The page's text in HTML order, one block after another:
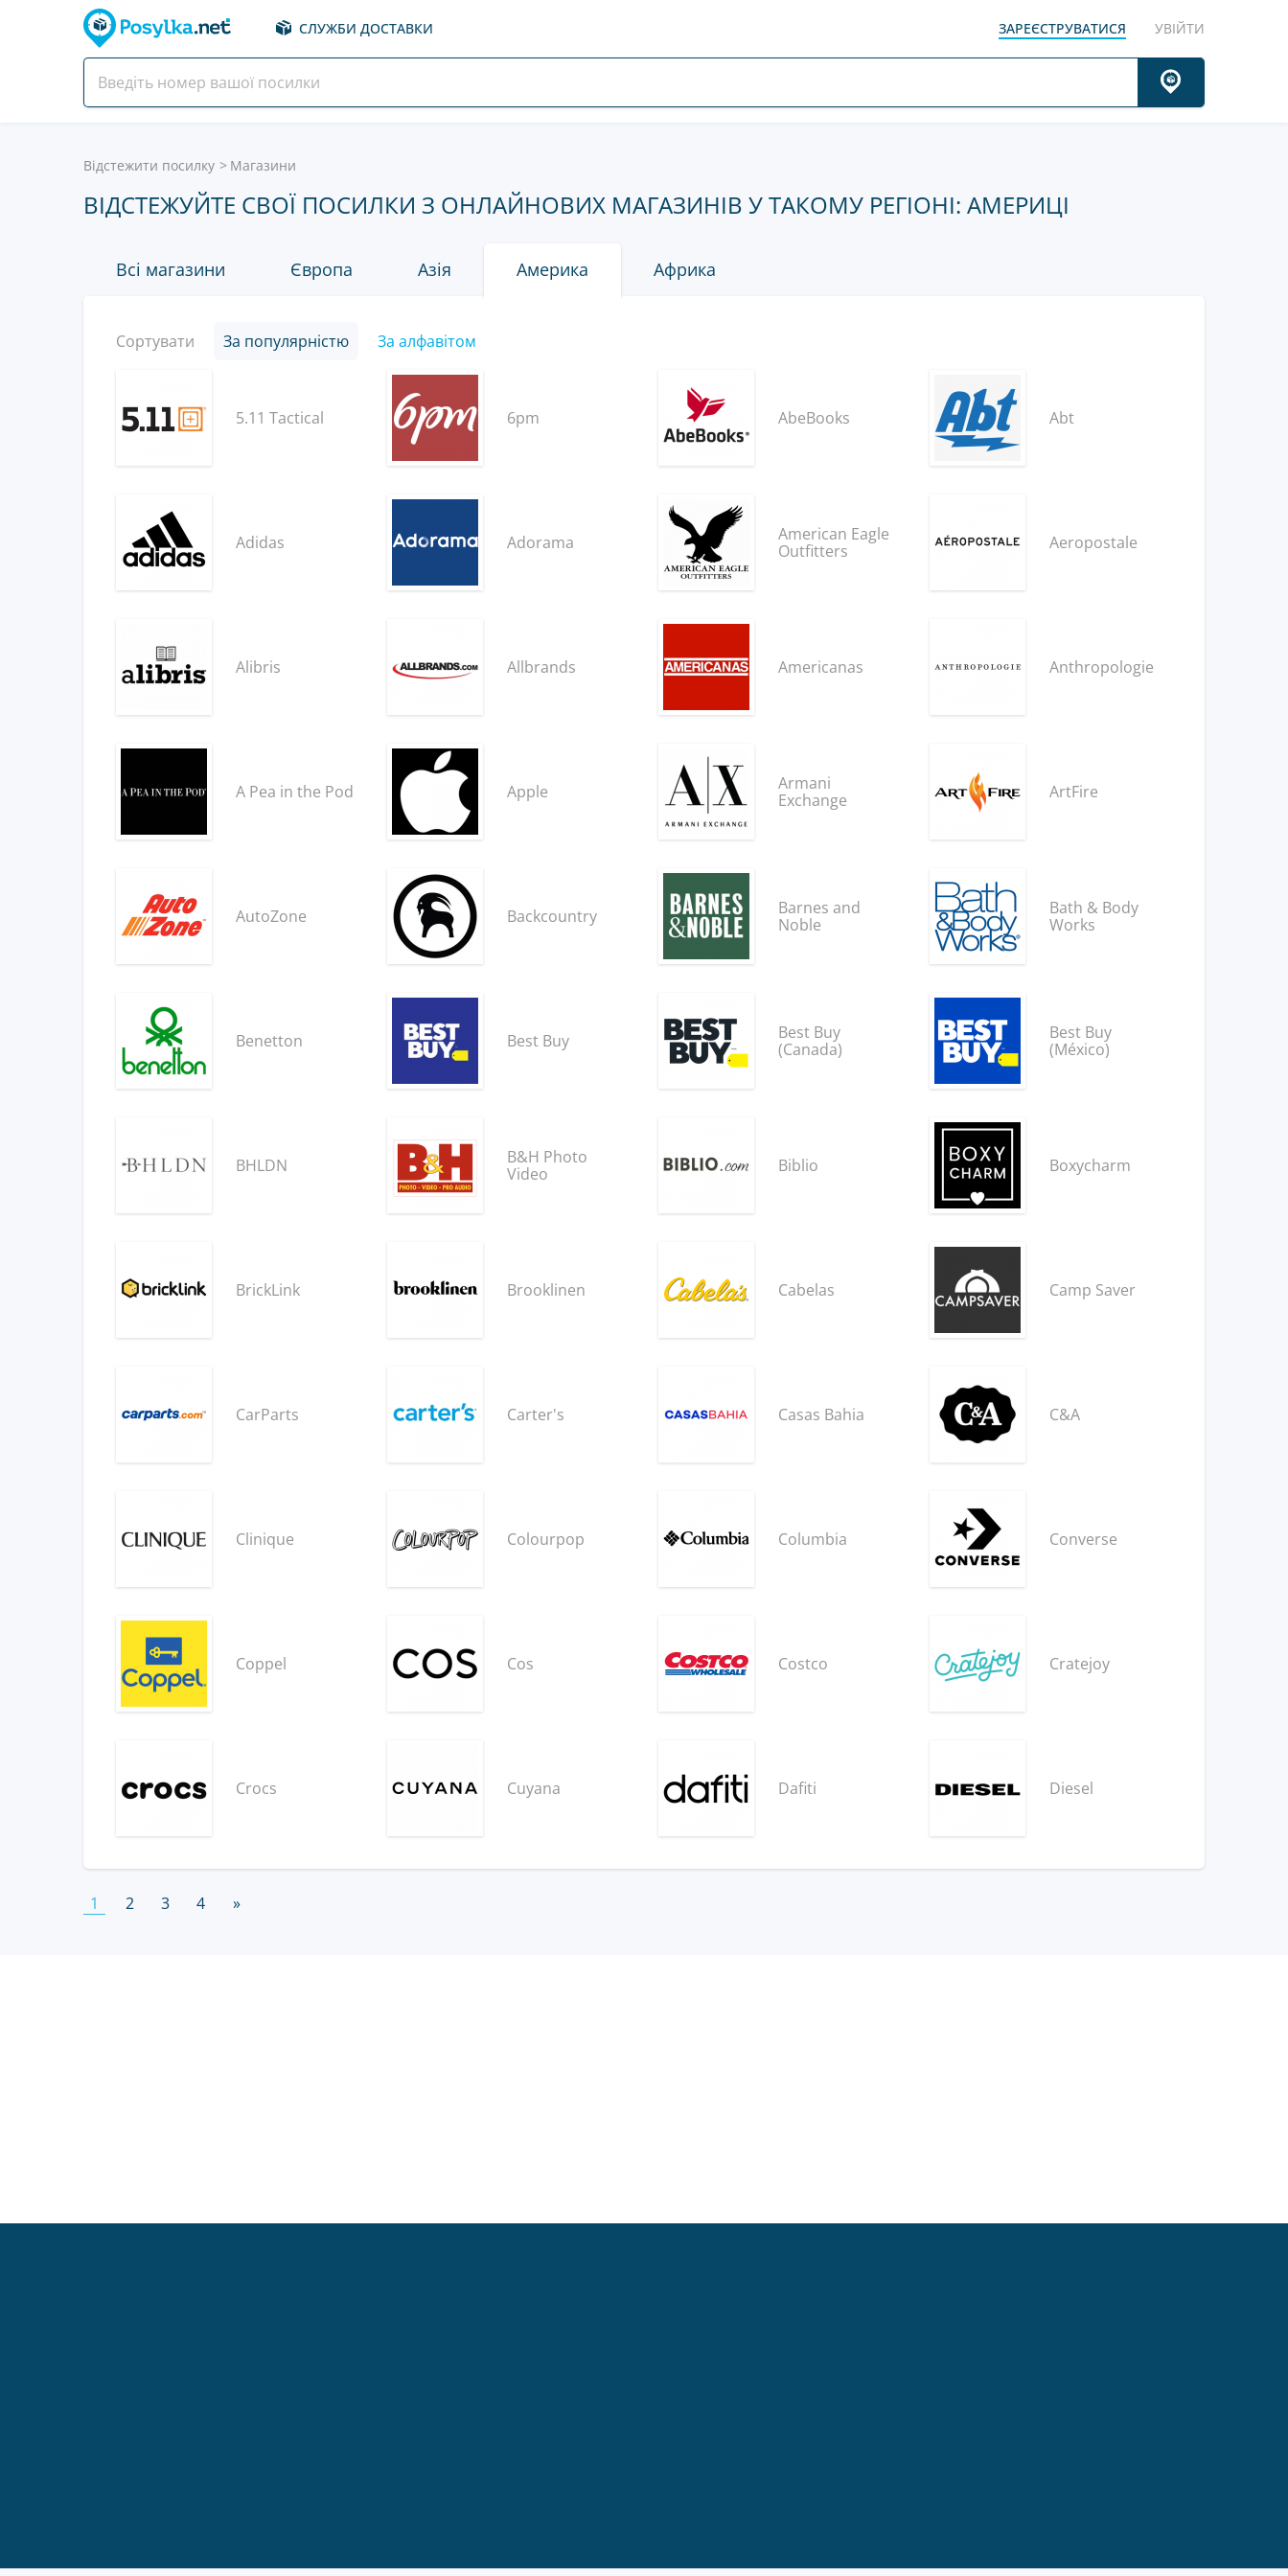
СЛУЖБИ ДОСТАВКИ ЗАРЕЄСТРУВАТИСЯ УВІЙТИ
Відстежити посилку Магазини
ВІДСТЕЖУЙТЕ СВОЇ ПОСИЛКИ З ОНЛАЙНОВИХ МАГАЗИНІВ У ТАКОМУ РЕГІОНІ: АМЕРИЦІ
Всі магазини Європа Азія Америка Африка
Сортувати За популярністю За алфавітом
5.11 Tactical 6pm AbeBooks Abt
Adidas Adorama
American Eagle
Outfitters
Aeropostale
Alibris Allbrands Americanas Anthropologie
A Pea in the Pod Apple
Armani
Exchange
ArtFire
AutoZone Backcountry
Barnes and
Noble
Bath & Body
Works
Benetton Best Buy
Best Buy
(Canada)
Best Buy
(México)
BHLDN
B&H Photo
Video
Biblio Boxycharm
BrickLink Brooklinen Cabelas Camp Saver
CarParts Carter's Casas Bahia C&A
Clinique Colourpop Columbia Converse
Coppel Cos Costco Cratejoy
Crocs Cuyana Dafiti Diesel
1 2 3 4 »